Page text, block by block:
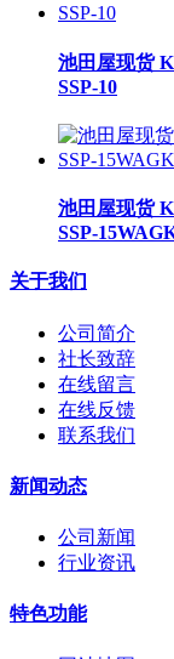
池田屋现货
SSP-10
池田屋现货
SSP-
关于我们
公司简介
社长致辞
在线留言
在线反馈
联系我们
新闻动态
公司新闻
行业资讯
特色功能